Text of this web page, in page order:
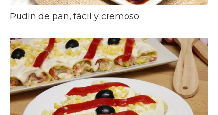
Pudin de pan, fácil y cremoso